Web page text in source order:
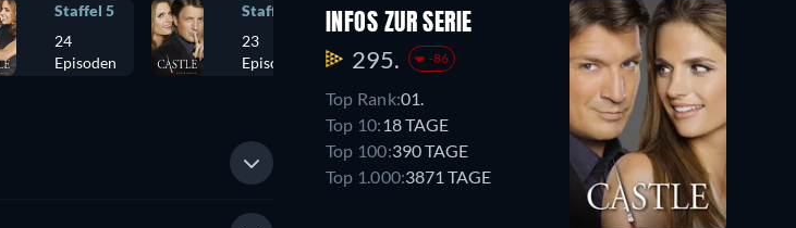
Staffel 5
24
Episoden
Staffel 4
23
Episoden
Staffel 3
Episoden
Staffel 2
24
Episoden
INFOS ZUR SERIE
295. -86
Top Rank:01.
Top 10: 18 TAGE
Top 100:390 TAGE
Top 1.000:3871 TAGE